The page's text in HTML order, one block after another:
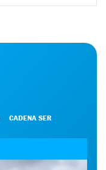
CADENA SER